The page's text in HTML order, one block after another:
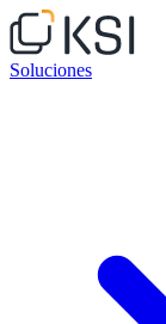
Soluciones